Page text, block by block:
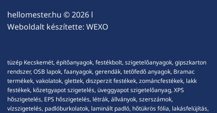
hellomester.hu © 2026 l
Weboldalt készítette: WEXO
tüzép Kecskemét, építőanyagok, festékbolt, szigetelőanyagok, gipszkarton
rendszer, OSB lapok, faanyagok, gerendák, tetőfedő anyagok, Bramac
termékek, vakolatok, glettek, diszperzit festékek, zománcfestékek, lakk
festékek, kőzetgyapot szigetelés, üveggyapot szigetelőanyag, XPS
hőszigetelés, EPS hőszigetelés, létrák, állványok, szerszámok,
vízszigetelés, padlóburkolatok, laminált padló, hőtükrös fólia, lakásfelújítás,